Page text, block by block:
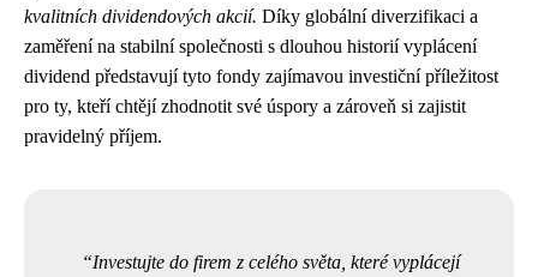
kvalitních dividendových akcií. Díky globální diverzifikaci a
zaměření na stabilní společnosti s dlouhou historií vyplácení
dividend představují tyto fondy zajímavou investiční příležitost
pro ty, kteří chtějí zhodnotit své úspory a zároveň si zajistit
pravidelný příjem.
Investujte do firem z celého světa, které vyplácejí